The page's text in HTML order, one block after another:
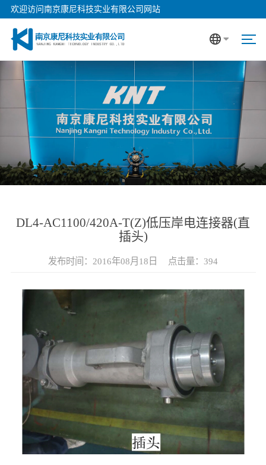
欢迎访问南京康尼科技实业有限公司网站
DL4-AC1100/420A-T(Z)低压岸电连接器(直
插头)
发布时间：2016年08月18日 点击量： 394